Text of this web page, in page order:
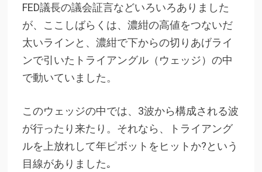
FED議長の議会証言などいろいろありました
が、ここしばらくは、濃紺の高値をつないだ
太いラインと、濃紺で下からの切りあげライ
ンで引いたトライアングル（ウェッジ）の中
で動いていました。
このウェッジの中では、3波から構成される波
が行ったり来たり。それなら、トライアング
ルを上放れして年ピボットをヒットか?という
目線がありました｡